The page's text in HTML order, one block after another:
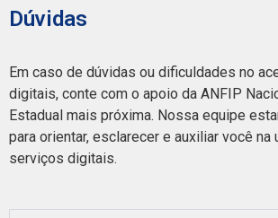
Dúvidas
Em caso de dúvidas ou dificuldades no
digitais, conte com o apoio da ANFIP
Estadual mais próxima. Nossa equipe
para orientar, esclarecer e auxiliar você na
serviços digitais.